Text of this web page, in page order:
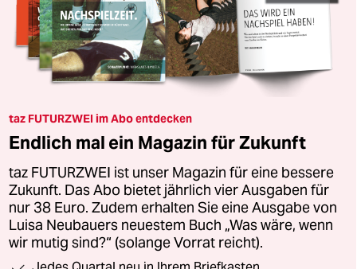
taz FUTURZWEI im Abo entdecken
Endlich mal ein Magazin für Zukunft
taz FUTURZWEI ist unser Magazin für eine bessere
Zukunft. Das Abo bietet jährlich vier Ausgaben für
nur 38 Euro. Zudem erhalten Sie eine Ausgabe von
Luisa Neubauers neuestem Buch „Was wäre, wenn
wir mutig sind?“ (solange Vorrat reicht).